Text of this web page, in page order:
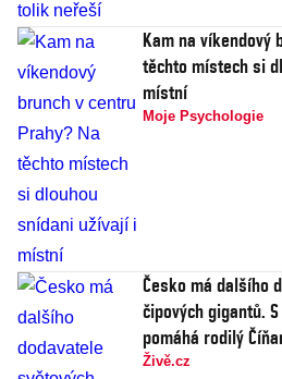
Kam na víkendový
těchto místech si
místní
Moje Psychologie
Česko má dalšího
čipových gigantů.
pomáhá rodilý
Živě.cz